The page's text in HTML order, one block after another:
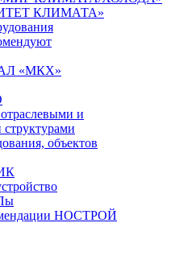
КЛИМАТА»
«МКХ»
и
объектов
НОСТРОЙ